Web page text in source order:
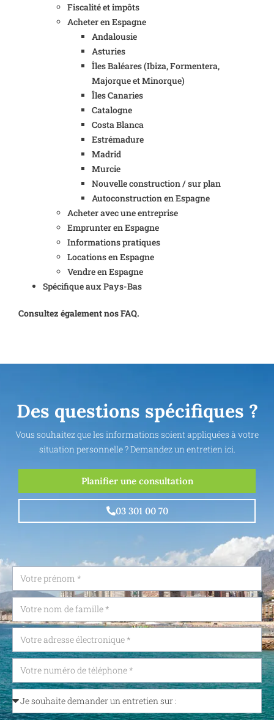
Fiscalité et impôts
Acheter en Espagne
Andalousie
Asturies
Îles Baléares (Ibiza, Formentera,
Majorque et Minorque)
Îles Canaries
Catalogne
Costa Blanca
Estrémadure
Madrid
Murcie
Nouvelle construction / sur plan
Autoconstruction en Espagne
Acheter avec une entreprise
Emprunter en Espagne
Informations pratiques
Locations en Espagne
Vendre en Espagne
Spécifique aux Pays-Bas
Consultez également nos FAQ.
Des questions spécifiques ?
Vous souhaitez que les informations soient appliquées à votre
situation personnelle ? Demandez un entretien ici.
Planifier une consultation
03 301 00 70